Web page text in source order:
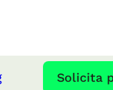
Solicita